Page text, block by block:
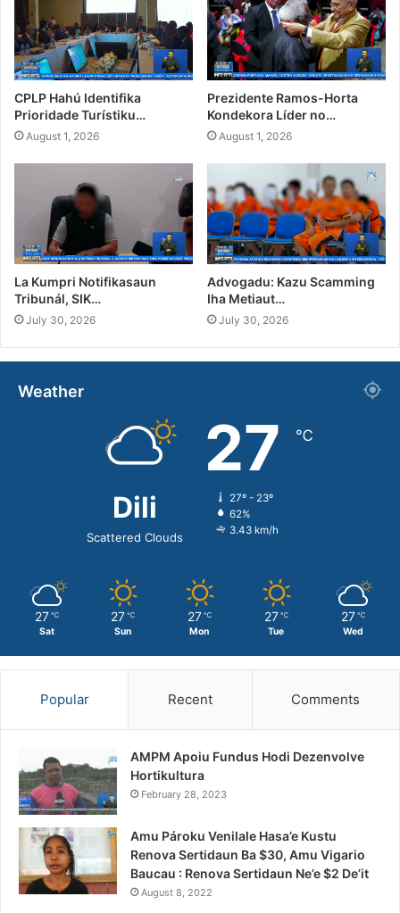
CPLP Hahú Identifika
Prioridade Turístiku…
August 1, 2026
Prezidente Ramos-Horta
Kondekora Líder no…
August 1, 2026
La Kumpri Notifikasaun
Tribunál, SIK…
July 30, 2026
Advogadu: Kazu Scamming
Iha Metiaut…
July 30, 2026
Weather
Dili
Scattered Clouds
27 ℃
27º - 23º
62%
3.43 km/h
27 ℃
Sat
27 ℃
Sun
27 ℃
Mon
27 ℃
Tue
27 ℃
Wed
Popular Recent Comments
AMPM Apoiu Fundus Hodi Dezenvolve
Hortikultura
February 28, 2023
Amu Pároku Venilale Hasa’e Kustu
Renova Sertidaun Ba $30, Amu Vigario
Baucau : Renova Sertidaun Ne’e $2 De’it
August 8, 2022